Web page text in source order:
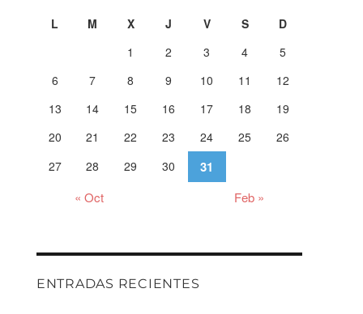
L M X J V S
D
1
2 3 4
5
6
7 8 9 10 11
12
13
14 15 16 17 18
19
20
21 22 23 24 25
26
27
28 29 30 31
« Oct Feb »
ENTRADAS RECIENTES